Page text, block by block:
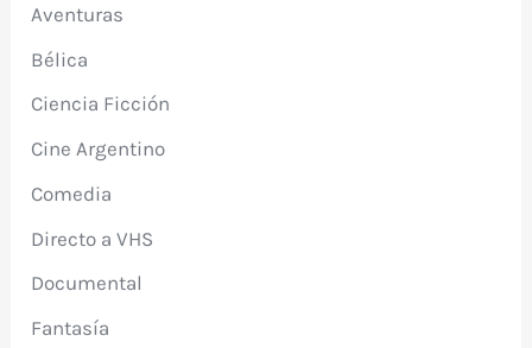
Aventuras
Bélica
Ciencia Ficción
Cine Argentino
Comedia
Directo a VHS
Documental
Fantasía